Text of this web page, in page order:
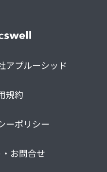
アプルーシッド
規約
ーポリシー
お問合せ